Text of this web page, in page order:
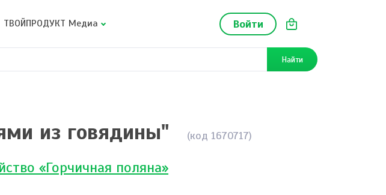
Войти
ТВОЙПРОДУКТ Медиа
Найти
из говядины" (код 1670717)
«Горчичная поляна»